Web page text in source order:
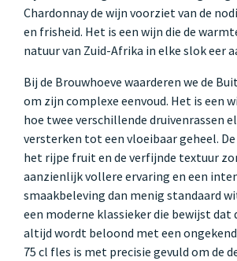
Chardonnay de wijn voorziet van de
en frisheid. Het is een wijn die de
natuur van Zuid-Afrika in elke slok eer
Bij de Brouwhoeve waarderen we de
om zijn complexe eenvoud. Het is een
hoe twee verschillende druivenrassen
versterken tot een vloeibaar geheel.
het rijpe fruit en de verfijnde textuur
aanzienlijk vollere ervaring en een
smaakbeleving dan menig standaard
een moderne klassieker die bewijst dat
altijd wordt beloond met een
75 cl fles is met precisie gevuld om de